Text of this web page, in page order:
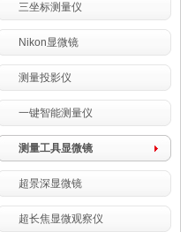
三坐标测量仪
Nikon显微镜
测量投影仪
一键智能测量仪
测量工具显微镜
超景深显微镜
超长焦显微观察仪